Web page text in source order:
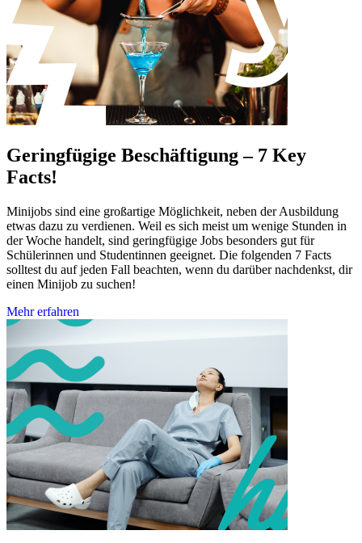
Geringfügige Beschäftigung – 7 Key
Facts!
Minijobs sind eine großartige Möglichkeit, neben der Ausbildung
etwas dazu zu verdienen. Weil es sich meist um wenige Stunden in
der Woche handelt, sind geringfügige Jobs besonders gut für
Schülerinnen und Studentinnen geeignet. Die folgenden 7 Facts
solltest du auf jeden Fall beachten, wenn du darüber nachdenkst, dir
einen Minijob zu suchen!
Mehr erfahren